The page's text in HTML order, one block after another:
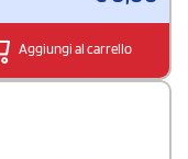
Aggiungi al carrello